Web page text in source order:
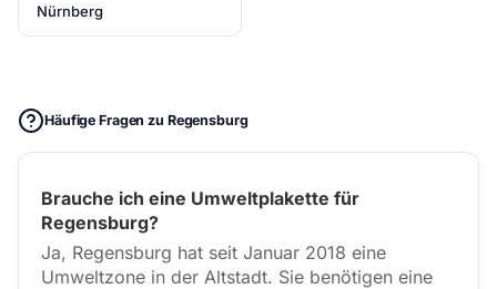
Nürnberg
Häufige Fragen zu Regensburg
Brauche ich eine Umweltplakette für
Regensburg?
Ja, Regensburg hat seit Januar 2018 eine
Umweltzone in der Altstadt. Sie benötigen eine